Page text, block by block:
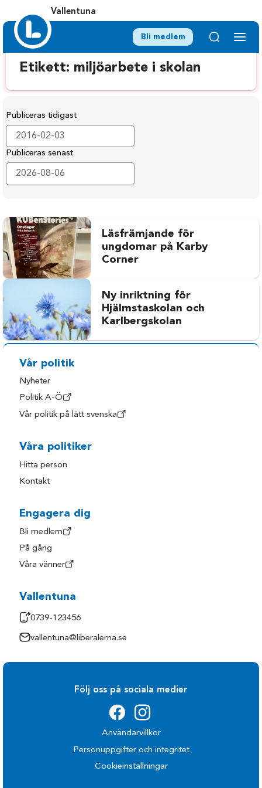
Vallentuna
Bli medlem
Etikett: miljöarbete i skolan
Publiceras tidigast
Publiceras senast
Läsfrämjande för
ungdomar på Karby
Corner
Ny inriktning för
Hjälmstaskolan och
Karlbergskolan
Vår politik
Nyheter
Politik A-Ö
Vår politik på lätt svenska
Våra politiker
Hitta person
Kontakt
Engagera dig
Bli medlem
På gång
Våra vänner
Vallentuna
0739-123456
vallentuna@liberalerna.se
Följ oss på sociala medier
Användarvillkor
Personuppgifter och integritet
Cookieinställningar